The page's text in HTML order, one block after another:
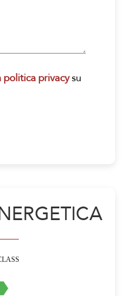
politica privacysu